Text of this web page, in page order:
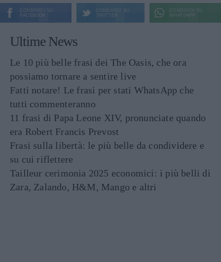
CONDIVIDI SU
FACEBOOK
CONDIVIDI SU
TWITTER
CONDIVIDI SU
WHATSAPP
Ultime News
Le 10 più belle frasi dei The Oasis, che ora
possiamo tornare a sentire live
Fatti notare! Le frasi per stati WhatsApp che
tutti commenteranno
11 frasi di Papa Leone XIV, pronunciate quando
era Robert Francis Prevost
Frasi sulla libertà: le più belle da condividere e
su cui riflettere
Tailleur cerimonia 2025 economici: i più belli di
Zara, Zalando, H&M, Mango e altri